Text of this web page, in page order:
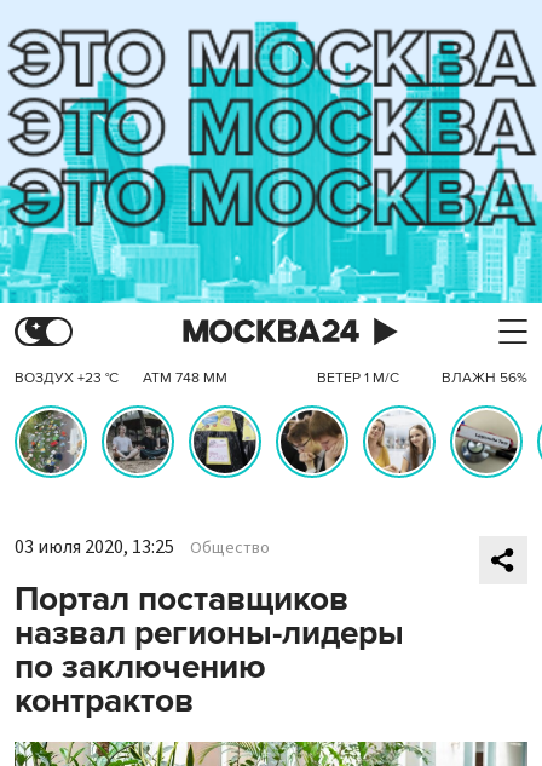
ВОЗДУХ +23 °C АТМ 748 ММ ВЕТЕР 1 М/С ВЛАЖН 56%
03 июля 2020, 13:25 Общество
Портал поставщиков
назвал регионы-лидеры
по заключению
контрактов